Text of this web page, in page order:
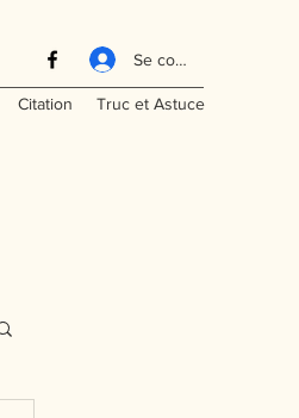
Se connecter
Citation Truc et Astuce